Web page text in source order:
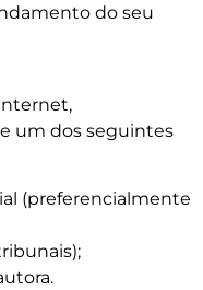
do seu
um dos seguintes
(preferencialmente